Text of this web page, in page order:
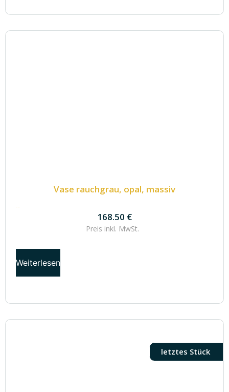
Vase rauchgrau, opal, massiv
168.50 €
168.50 €
Preis inkl. MwSt.
Weiterlesen
letztes Stück